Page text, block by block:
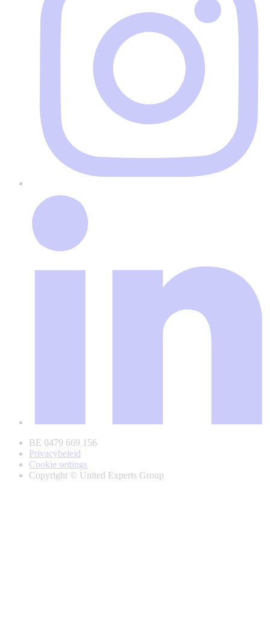
BE 0479 669 156
Privacybeleid
Cookie settings
Copyright © United Experts Group